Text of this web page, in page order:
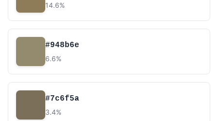
14.6%
#948b6e
6.6%
#7c6f5a
3.4%